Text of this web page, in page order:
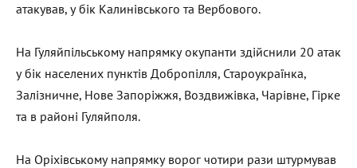
атакував, у бік Калинівського та Вербового.
На Гуляйпільському напрямку окупанти здійснили 20 атак
у бік населених пунктів Добропілля, Староукраїнка,
Залізничне, Нове Запоріжжя, Воздвижівка, Чарівне, Гірке
та в районі Гуляйполя.
На Оріхівському напрямку ворог чотири рази штурмував